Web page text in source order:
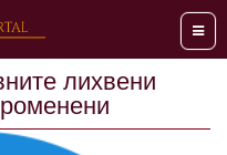
Меню
лихвeни